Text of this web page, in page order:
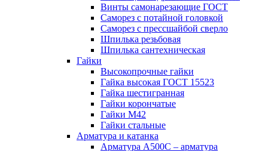
Винты самонарезающие ГОСТ
Саморез с потайной головкой
Саморез с прессшайбой сверло
Шпилька резьбовая
Шпилька сантехническая
Гайки
Высокопрочные гайки
Гайка высокая ГОСТ 15523
Гайка шестигранная
Гайки корончатые
Гайки М42
Гайки стальные
Арматура и катанка
Арматура А500С – арматура